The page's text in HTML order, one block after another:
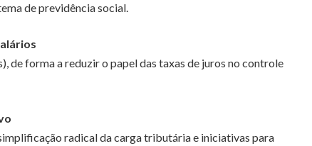
de previdência social.
de forma a reduzir o papel das taxas de juros no controle
radical da carga tributária e iniciativas para